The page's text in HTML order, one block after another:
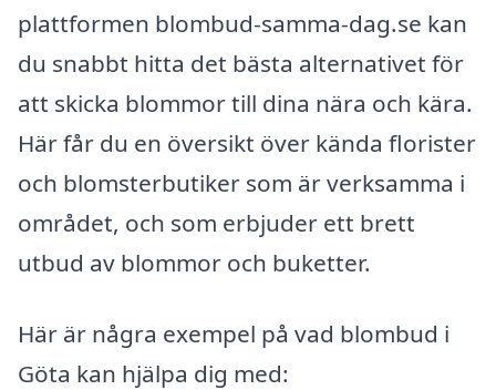
plattformen blombud-samma-dag.se kan
du snabbt hitta det bästa alternativet för
att skicka blommor till dina nära och kära.
Här får du en översikt över kända florister
och blomsterbutiker som är verksamma i
området, och som erbjuder ett brett
utbud av blommor och buketter.
Här är några exempel på vad blombud i
Göta kan hjälpa dig med: